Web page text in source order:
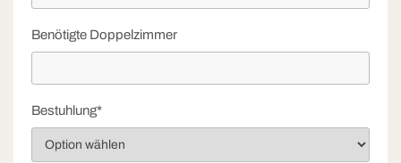
Benötigte Doppelzimmer
Bestuhlung*